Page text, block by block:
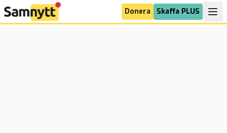
Donera Skaffa PLUS